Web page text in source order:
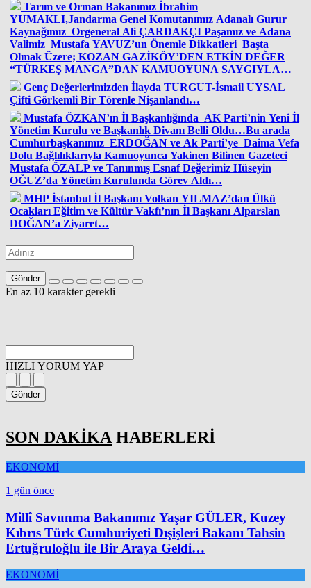
Tarım ve Orman Bakanımız İbrahim
YUMAKLI,Jandarma Genel Komutanımız Adanalı Gurur
Kaynağımız Orgeneral Ali ÇARDAKÇI Paşamız ve Adana
Valimiz Mustafa YAVUZ’un Önemle Dikkatleri Başta
Olmak Üzere; KOZAN GAZİKÖY’DEN ETKİN DEĞER
“TÜRKEŞ MANGA”DAN KAMUOYUNA SAYGIYLA…
Genç Değerlerimizden İlayda TURGUT-İsmail UYSAL
Çifti Görkemli Bir Törenle Nişanlandı…
Mustafa ÖZKAN’ın İl Başkanlığında AK Parti’nin Yeni İl
Yönetim Kurulu ve Başkanlık Divanı Belli Oldu…Bu arada
Cumhurbaşkanımız ERDOĞAN ve Ak Parti’ye Daima Vefa
Dolu Bağlılıklarıyla Kamuoyunca Yakinen Bilinen Gazeteci
Mustafa ÖZALP ve Tanınmış Esnaf Değerimiz Hüseyin
OĞUZ’da Yönetim Kurulunda Görev Aldı…
MHP İstanbul İl Başkanı Volkan YILMAZ’dan Ülkü
Ocakları Eğitim ve Kültür Vakfı’nın İl Başkanı Alparslan
DOĞAN’a Ziyaret…
Gönder
En az 10 karakter gerekli
HIZLI YORUM YAP
Gönder
SON DAKİKA HABERLERİ
EKONOMİ
1 gün önce
Millî Savunma Bakanımız Yaşar GÜLER, Kuzey
Kıbrıs Türk Cumhuriyeti Dışişleri Bakanı Tahsin
Ertuğruloğlu ile Bir Araya Geldi…
EKONOMİ